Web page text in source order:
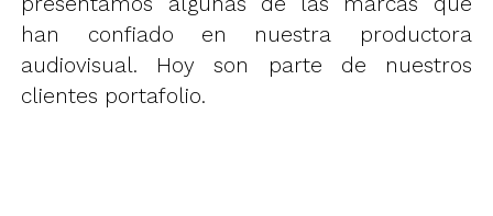
han confiado en nuestra productora
audiovisual. Hoy son parte de nuestros
clientes portafolio.